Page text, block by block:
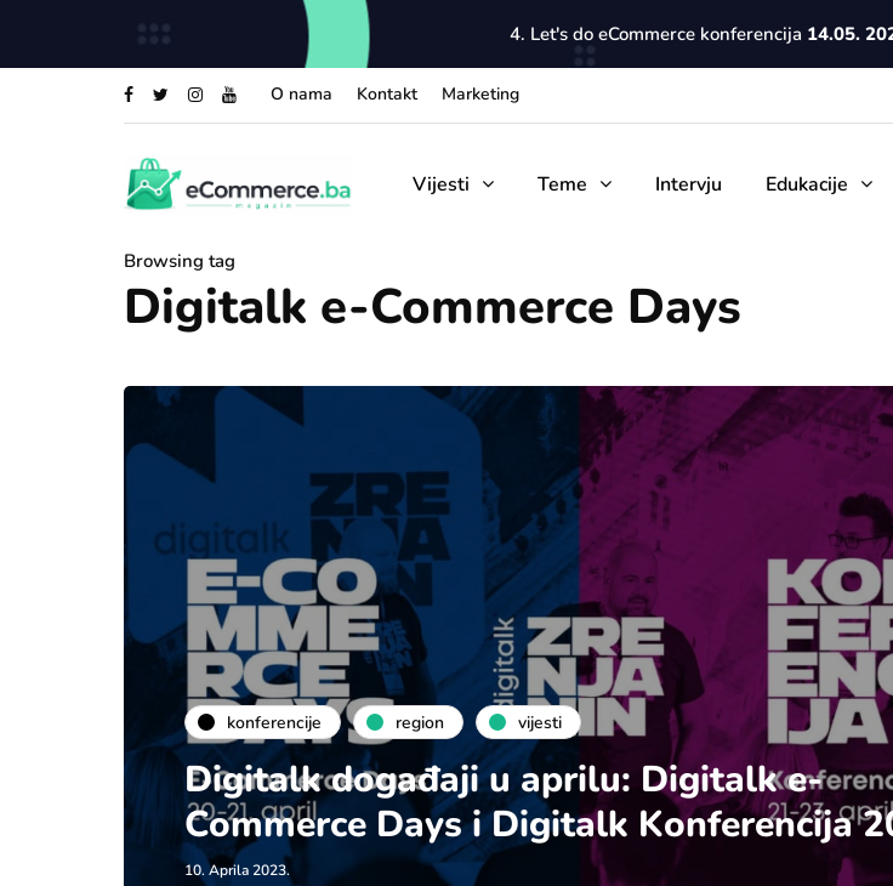
4. Let's do eCommerce konferencija 14.05.
O nama Kontakt Marketing
Vijesti Teme Intervju Edukacije
Browsing tag
Digitalk e-Commerce Days
konferencije region vijesti
Digitalk događaji u aprilu: Digitalk e-
Commerce Days i Digitalk Konferencija
10. Aprila 2023.